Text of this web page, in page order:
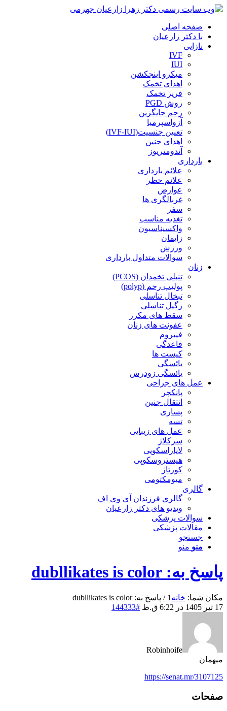
صفحه اصلی
با دکتر زارعیان
نازایی
IVF
IUI
میکرو اینجکشن
اهدای تخمک
فریز تخمک
روش PGD
رحم جایگزین
آزواسپرمیا
تعیین جنسیت(IVF-IUI)
اهدای جنین
آندومتریوز
بارداری
علائم بارداری
علائم خطر
عوارض
غربالگری ها
سفر
تغذیه مناسب
واکسیناسیون
زایمان
ورزش
سوالات متداول بارداری
زنان
تنبلی تخمدان (PCOS)
پولیپ رحم (polyp)
تبخال تناسلی
زگیل تناسلی
سقط های مکرر
عفونت های زنان
فیبروم
قاعدگی
کیست ها
یائسگی
یائسگی زودرس
عمل های جراحی
پانکچر
انتقال جنین
پساری
تسه
عمل های زیبایی
سرکلاژ
لاپاراسکوپی
هیستروسکوپی
کورتاژ
میومکتومی
گالری
گالری فرزندان آی وی اف
ویدیو های دکتر زارعیان
سوالات پزشکی
مقالات پزشکی
جستجو
منو منو
پاسخ به: dubllikates is color
مکان شما: خانه 1
/ پاسخ به: dubllikates is color
17 تیر 1405 در 6:22 ق.ظ
#144333
Robinhoife
میهمان
https://senat.mr/3107125
صفحات